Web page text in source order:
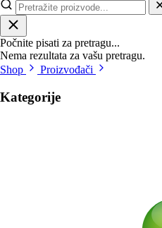
Počnite pisati za pretragu...
Nema rezultata za vašu pretragu.
Shop
Proizvođači
Kategorije